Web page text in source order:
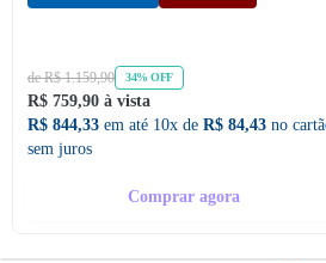
de R$ 1.159,90 34% OFF
R$ 759,90 à vista
R$ 844,33 em até 10x de R$ 84,43 no
sem juros
Comprar agora